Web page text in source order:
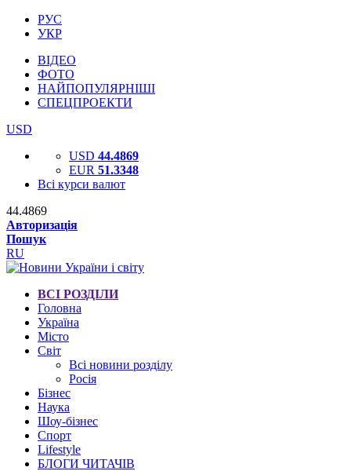
РУС
УКР
ВІДЕО
ФОТО
НАЙПОПУЛЯРНІШІ
СПЕЦПРОЕКТИ
USD
USD 44.4869
EUR 51.3348
Всі курси валют
44.4869
Авторизація
Пошук
RU
ВСІ РОЗДІЛИ
Головна
Україна
Місто
Світ
Всі новини розділу
Росія
Бізнес
Наука
Шоу-бізнес
Спорт
Lifestyle
БЛОГИ ЧИТАЧІВ